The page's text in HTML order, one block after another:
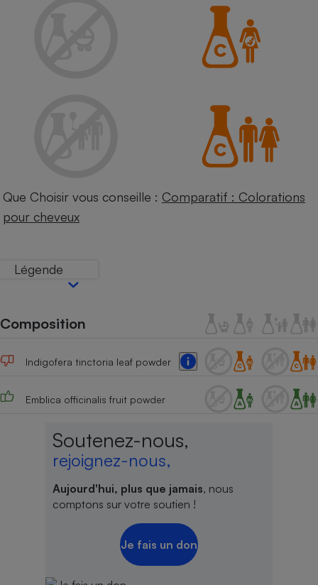
Que Choisir vous conseille : Comparatif : Colorations
pour cheveux
Légende
Composition
Indigofera tinctoria leaf powder
Emblica officinalis fruit powder
Soutenez-nous,
rejoignez-nous,
Aujourd'hui, plus que jamais, nous
comptons sur votre soutien !
Je fais un don
Complément
alimentaire
Assurance emprunteur
Banque
Petit électroménager -
Lave-linge
Plaque de cuisson à
induction
Téléphone mobile -
Smartphone
Matelas
Mutuelle
Antimoustique